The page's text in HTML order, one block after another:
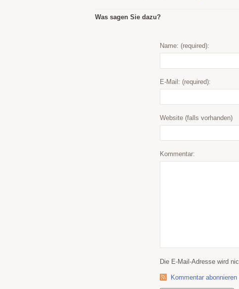
Was sagen Sie dazu?
Name: (required):
E-Mail: (required):
Website (falls vorhanden)
Kommentar:
Die E-Mail-Adresse wird
Kommentar abonnieren